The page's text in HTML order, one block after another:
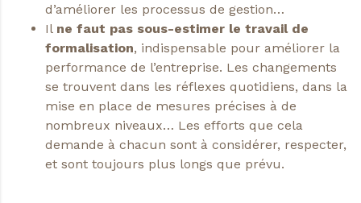
d’améliorer les processus de gestion…
Il ne faut pas sous-estimer le travail de
formalisation, indispensable pour améliorer la
performance de l’entreprise. Les changements
se trouvent dans les réflexes quotidiens, dans la
mise en place de mesures précises à de
nombreux niveaux… Les efforts que cela
demande à chacun sont à considérer, respecter,
et sont toujours plus longs que prévu.